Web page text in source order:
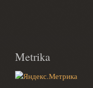
Metrika